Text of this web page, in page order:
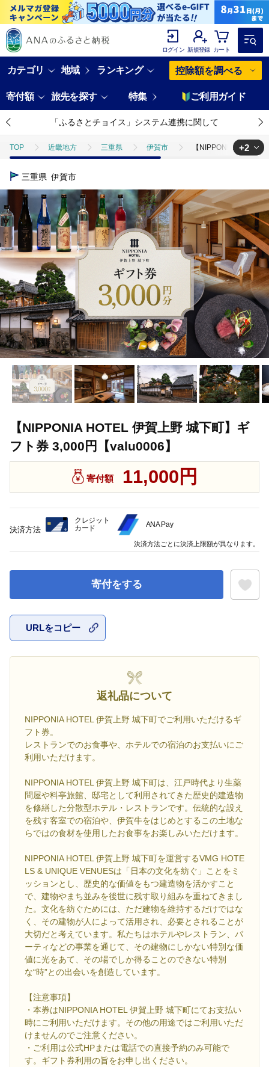
ログイン 新規登録 カート
カテゴリ 地域 ランキング 控除額を調べる
寄付額 旅先を探す 特集 ご利用ガイド
「ふるさとチョイス」システム連携に関して
TOP 近畿地方 三重県 伊賀市 【NIPPONIA HOTEL
TOP
TOP 旅行・宿泊・体験 体験チケット その他体験チケット
+2
三重県 伊賀市
【NIPPONIA HOTEL 伊賀上野 城下町】ギ
フト券 3,000円【valu0006】
寄付額 11,000円
寄付をする
URLをコピー
返礼品について
NIPPONIA HOTEL 伊賀上野 城下町でご利用いただけるギ
フト券。
レストランでのお食事や、ホテルでの宿泊のお支払いにご
利用いただけます。
NIPPONIA HOTEL 伊賀上野 城下町は、江戸時代より生薬
問屋や料亭旅館、邸宅として利用されてきた歴史的建造物
を修繕した分散型ホテル・レストランです。伝統的な設え
を残す客室での宿泊や、伊賀牛をはじめとするこの土地な
らではの食材を使用したお食事をお楽しみいただけます。
NIPPONIA HOTEL 伊賀上野 城下町を運営するVMG HOTE
LS & UNIQUE VENUESは「日本の文化を紡ぐ」ことをミ
ッションとし、歴史的な価値をもつ建造物を活かすこと
で、建物やまち並みを後世に残す取り組みを重ねてきまし
た。文化を紡ぐためには、ただ建物を維持するだけではな
く、その建物が人によって活用され、必要とされることが
大切だと考えています。私たちはホテルやレストラン、パ
ーティなどの事業を通じて、その建物にしかない特別な価
値に光をあて、その場でしか得ることのできない特別
な“時”との出会いを創造しています。
【注意事項】
・本券はNIPPONIA HOTEL 伊賀上野 城下町にてお支払い
時にご利用いただけます。その他の用途ではご利用いただ
けませんのでご注意ください。
・ご利用は公式HPまたは電話での直接予約のみ可能で
す。ギフト券利用の旨をお申し出ください。
決済方法
クレジット
カード
ANA Pay
決済方法ごとに決済上限額が異なります。